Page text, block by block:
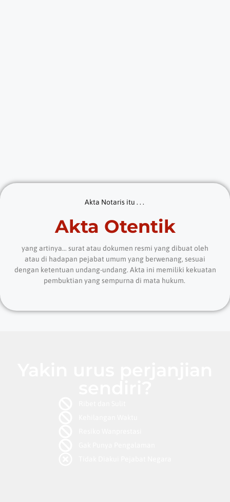
Akta Notaris itu . . .
Akta Otentik
yang artinya… surat atau dokumen resmi yang dibuat oleh
atau di hadapan pejabat umum yang berwenang, sesuai
dengan ketentuan undang-undang. Akta ini memiliki kekuatan
pembuktian yang sempurna di mata hukum.